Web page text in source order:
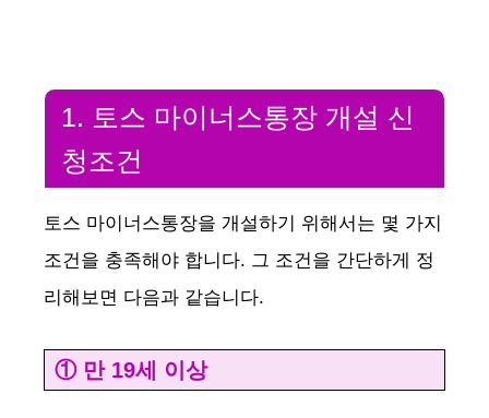
1. 토스 마이너스통장 개설 신
청조건
토스 마이너스통장을 개설하기 위해서는 몇 가지
조건을 충족해야 합니다. 그 조건을 간단하게 정
리해보면 다음과 같습니다.
① 만 19세 이상